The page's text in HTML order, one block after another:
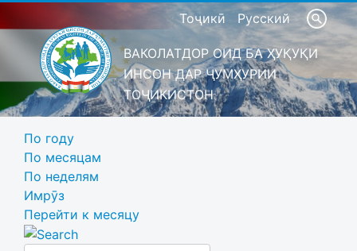
Тоҷикӣ Русский
ВАКОЛАТДОР ОИД БА ҲУҚУҚИ
ИНСОН ДАР ҶУМҲУРИИ
ТОҶИКИСТОН
По году
По месяцам
По неделям
Имрӯз
Перейти к месяцу